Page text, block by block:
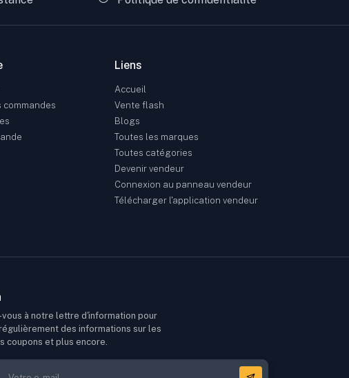
commandes
Liens
Accueil
Vente flash
Blogs
Toutes les marques
Toutes catégories
Devenir vendeur
Connexion au panneau vendeur
Télécharger l'application vendeur
vous à notre lettre d'information pour
des informations sur les
coupons et plus encore.